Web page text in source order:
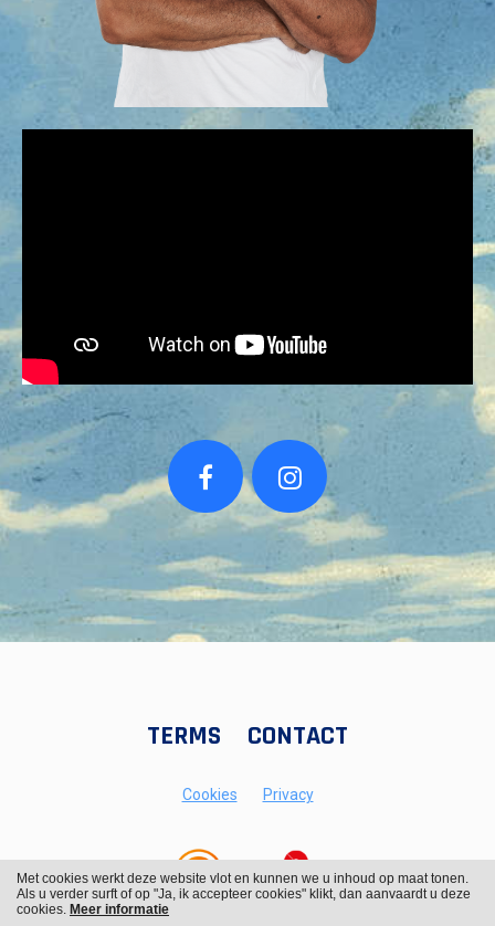
TERMS CONTACT
Cookies Privacy
Met cookies werkt deze website vlot en kunnen we u inhoud op maat tonen.
Als u verder surft of op "Ja, ik accepteer cookies" klikt, dan aanvaardt u deze
cookies. Meer informatie